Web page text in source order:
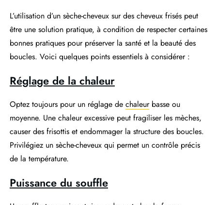
L’utilisation d’un sèche-cheveux sur des cheveux frisés peut
être une solution pratique, à condition de respecter certaines
bonnes pratiques pour préserver la santé et la beauté des
boucles. Voici quelques points essentiels à considérer :
Réglage de la chaleur
Optez toujours pour un réglage de chaleurbasse ou
moyenne. Une chaleur excessive peut fragiliser les mèches,
causer des frisottis et endommager la structure des boucles.
Privilégiez un sèche-cheveux qui permet un contrôle précis
de la température.
Puissance du souffle